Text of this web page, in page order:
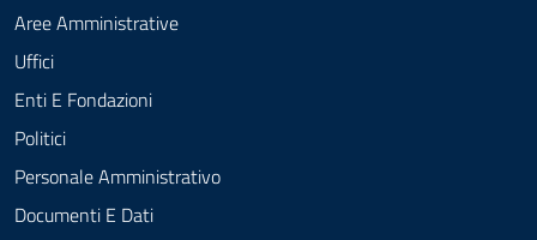
Aree Amministrative
Uffici
Enti E Fondazioni
Politici
Personale Amministrativo
Documenti E Dati